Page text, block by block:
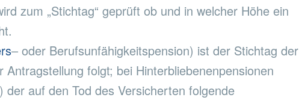
zum „Stichtag“ geprüft ob und in welcher Höhe ein
– oder Berufsunfähigkeitspension) ist der Stichtag der
folgt; bei Hinterbliebenenpensionen
) der auf den Tod des Versicherten folgende